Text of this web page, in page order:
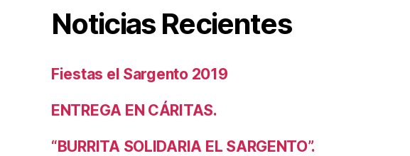
Noticias Recientes
Fiestas el Sargento 2019
ENTREGA EN CÁRITAS.
“BURRITA SOLIDARIA EL SARGENTO”.